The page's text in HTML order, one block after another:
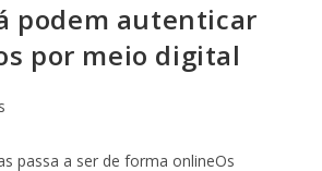
podem autenticar
por meio digital
passa a ser de forma onlineOs